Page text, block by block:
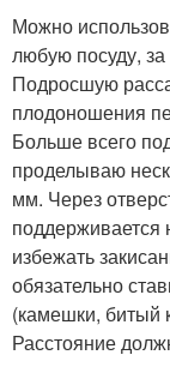
Можно
любую посуду,
Подросшую
плодоношения
Больше всего
проделываю
мм. Через
поддерживается
избежать
обязательно
(камешки, битый
Расстояние